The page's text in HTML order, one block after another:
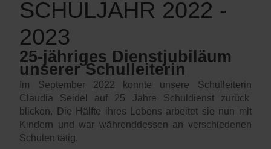
SCHULJAHR 2022 -
2023
25-jähriges Dienstjubiläum
unserer Schulleiterin
Im September 2022 konnte unsere Schulleiterin
Claudia Seidel auf 25 Jahre Schuldienst zurück
blicken. Die Hälfte ihres Lebens arbeitet sie nun mit
Kindern und war währenddessen an verschiedenen
Schulen tätig.